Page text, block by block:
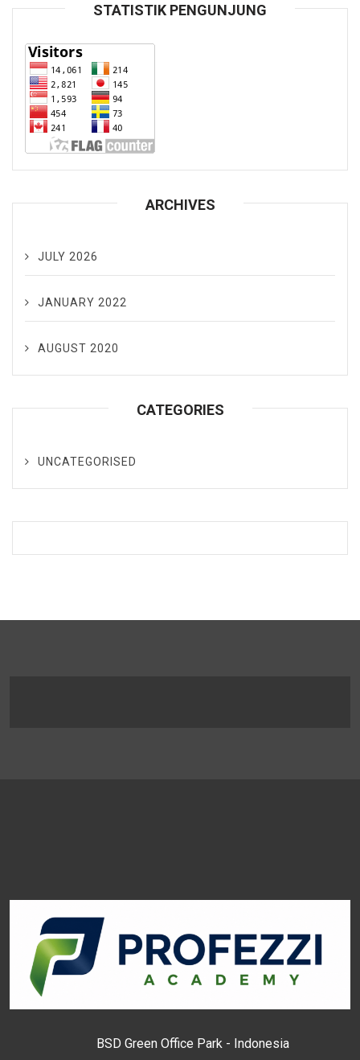
STATISTIK PENGUNJUNG
ARCHIVES
JULY 2026
JANUARY 2022
AUGUST 2020
CATEGORIES
UNCATEGORISED
BSD Green Office Park - Indonesia